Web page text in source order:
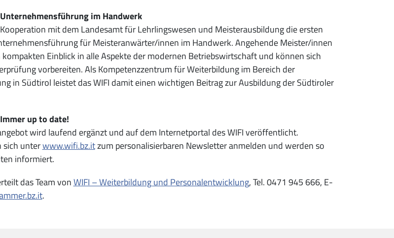
im Handwerk
mit dem Landesamt für Lehrlingswesen und Meisterausbildung die ersten
für Meisteranwärter/innen im Handwerk. Angehende Meister/innen
Einblick in alle Aspekte der modernen Betriebswirtschaft und können sich
vorbereiten. Als Kompetenzzentrum für Weiterbildung im Bereich der
in Südtirol leistet das WIFI damit einen wichtigen Beitrag zur Ausbildung der Südtiroler
up to date!
wird laufend ergänzt und auf dem Internetportal des WIFI veröffentlicht.
sich unterwww.wifi.bz.itzum personalisierbaren Newsletter anmelden und werden so
informiert.
das Team vonWIFI – Weiterbildung und Personalentwicklung, Tel. 0471 945 666, E-
.